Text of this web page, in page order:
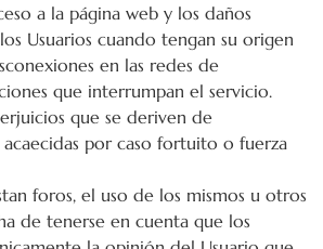
a la página web y los daños
Usuarios cuando tengan su origen
en las redes de
que interrumpan el servicio.
que se deriven de
acaecidas por caso fortuito o fuerza
foros, el uso de los mismos u otros
de tenerse en cuenta que los